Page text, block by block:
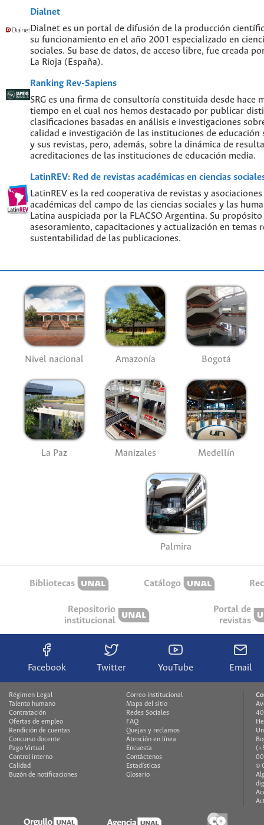
Dialnet
Dialnet es un portal de difusión de la producción
su funcionamiento en el año 2001 especializado en
sociales. Su base de datos, de acceso libre, fue creada
La Rioja (España).
Ranking Rev-Sapiens
SRG es una firma de consultoría constituida desde hace
tiempo en el cual nos hemos destacado por publicar
clasificaciones basadas en análisis e investigaciones
calidad e investigación de las instituciones de educación
y sus revistas, pero, además, sobre la dinámica de
acreditaciones de las instituciones de educación media.
LatinREV: Red de revistas académicas en ciencias
LatinREV es la red cooperativa de revistas y
académicas del campo de las ciencias sociales y las
Latina auspiciada por la FLACSO Argentina. Su
asesoramiento, capacitaciones y actualización en temas
sustentabilidad de las publicaciones.
Nivel nacional Amazonía Bogotá
La Paz Manizales Medellín
Palmira
Bibliotecas Catálogo
Repositorio
institucional
Portal de
revistas
Facebook Twitter YouTube Email
Régimen Legal
Talento humano
Contratación
Ofertas de empleo
Rendición de cuentas
Concurso docente
Pago Virtual
Control interno
Calidad
Buzón de notificaciones
Correo institucional
Mapa del sitio
Redes Sociales
FAQ
Quejas y reclamos
Atención en línea
Encuesta
Contáctenos
Estadísticas
Glosario
©